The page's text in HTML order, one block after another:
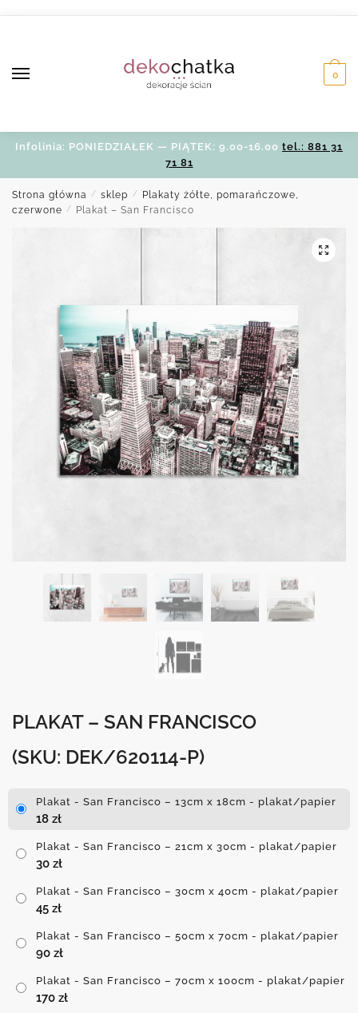
0
Infolinia: PONIEDZIAŁEK — PIĄTEK: 9.00-16.00 tel.: 881 31
71 81
Strona główna / sklep /
Plakaty żółte, pomarańczowe,
czerwone
/ Plakat – San Francisco
PLAKAT – SAN FRANCISCO
(SKU: DEK/620114-P)
Plakat - San Francisco – 13cm x 18cm - plakat/papier
18 zł
Plakat - San Francisco – 21cm x 30cm - plakat/papier
30 zł
Plakat - San Francisco – 30cm x 40cm - plakat/papier
45 zł
Plakat - San Francisco – 50cm x 70cm - plakat/papier
90 zł
Plakat - San Francisco – 70cm x 100cm - plakat/papier
170 zł